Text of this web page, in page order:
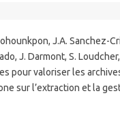
J.A. Sanchez-
J. Darmont, S.
pour valoriser les
sur l’extraction et la